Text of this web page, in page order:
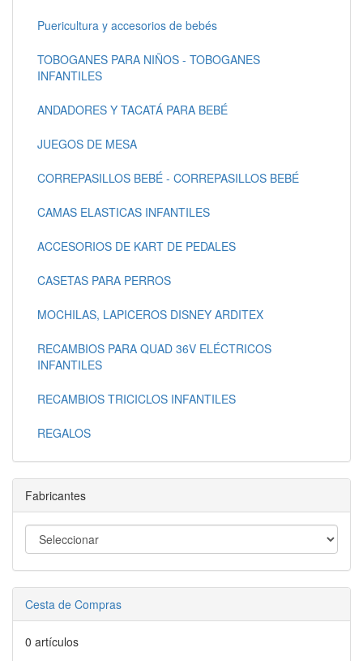
Puericultura y accesorios de bebés
TOBOGANES PARA NIÑOS - TOBOGANES
INFANTILES
ANDADORES Y TACATÁ PARA BEBÉ
JUEGOS DE MESA
CORREPASILLOS BEBÉ - CORREPASILLOS BEBÉ
CAMAS ELASTICAS INFANTILES
ACCESORIOS DE KART DE PEDALES
CASETAS PARA PERROS
MOCHILAS, LAPICEROS DISNEY ARDITEX
RECAMBIOS PARA QUAD 36V ELÉCTRICOS
INFANTILES
RECAMBIOS TRICICLOS INFANTILES
REGALOS
Fabricantes
Cesta de Compras
0 artículos